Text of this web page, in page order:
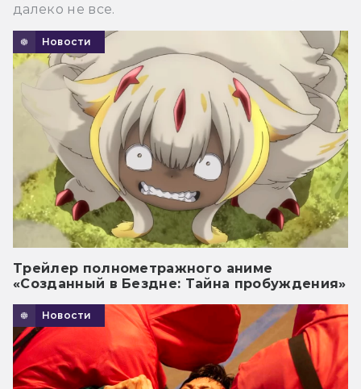
далеко не все.
Новости
Трейлер полнометражного аниме
«Созданный в Бездне: Тайна пробуждения»
Новости